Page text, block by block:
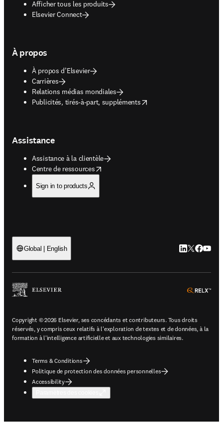
Afficher tous les produits
Elsevier Connect
À propos
À propos d’Elsevier
Carrières
Relations médias mondiales
Publicités, tirés-à-part, suppléments
opens in new tab/window
Assistance
Assistance à la clientèle
Centre de ressources
opens in new tab/window
Sign in to products
Global | English LinkedIn
Twitter
Copyright © 2026 Elsevier, ses concédants et contributeurs. Tous droits
réservés, y compris ceux relatifs à l'exploration de textes et de données, à la
formation à l'intelligence artificielle et aux technologies similaires.
Terms & Conditions
Politique de protection des données personnelles
Accessibility